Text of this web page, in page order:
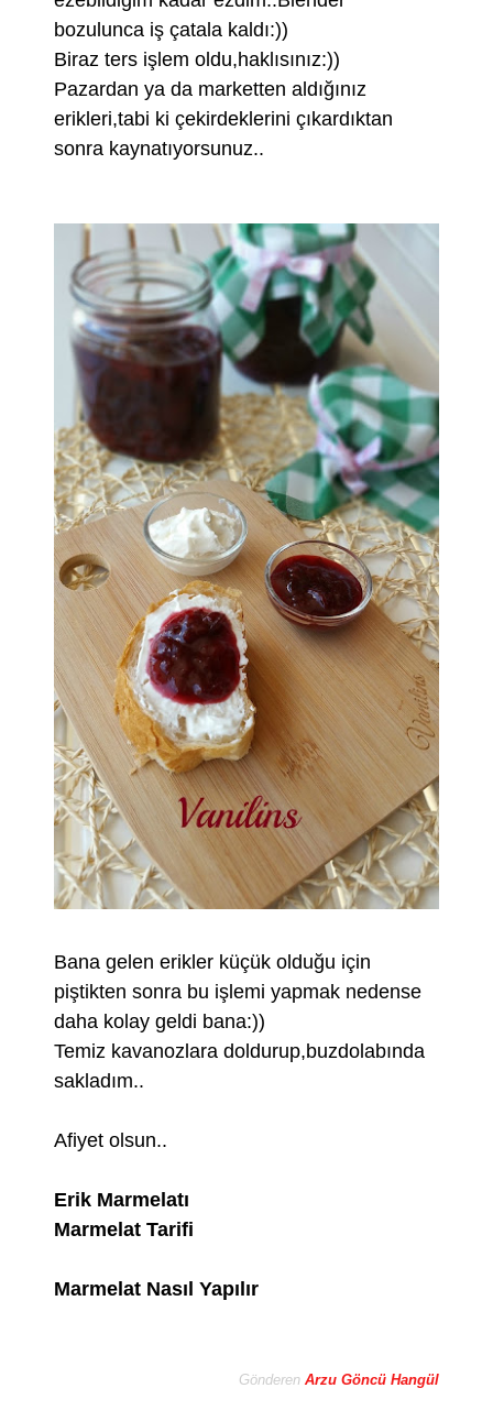
bozulunca iş çatala kaldı:))
Biraz ters işlem oldu,haklısınız:))
Pazardan ya da marketten aldığınız
erikleri,tabi ki çekirdeklerini çıkardıktan
sonra kaynatıyorsunuz..
Bana gelen erikler küçük olduğu için
piştikten sonra bu işlemi yapmak nedense
daha kolay geldi bana:))
Temiz kavanozlara doldurup,buzdolabında
sakladım..
Afiyet olsun..
Erik Marmelatı
Marmelat Tarifi
Marmelat Nasıl Yapılır
Gönderen Arzu Göncü Hangül